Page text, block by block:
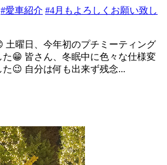
#愛車紹介 #4月もよろしくお願い致し
土曜日、今年初のプチミーティング
😁 皆さん、冬眠中に色々な仕様変
😉 自分は何も出来ず残念...